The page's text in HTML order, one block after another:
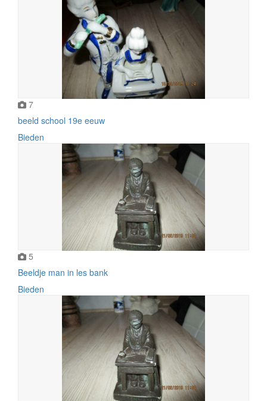
7
beeld school 19e eeuw
Bieden
5
Beeldje man in les bank
Bieden